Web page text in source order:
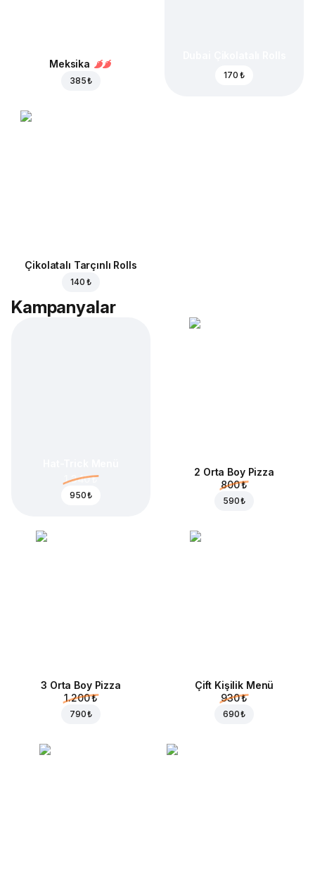
Meksika
385 ₺
170 ₺
Çikolatalı Tarçınlı Rolls
140 ₺
Kampanyalar
1.340 ₺
950 ₺
2 Orta Boy Pizza
800 ₺
590 ₺
3 Orta Boy Pizza
1.200 ₺
790 ₺
Çift Kişilik Menü
930 ₺
690 ₺